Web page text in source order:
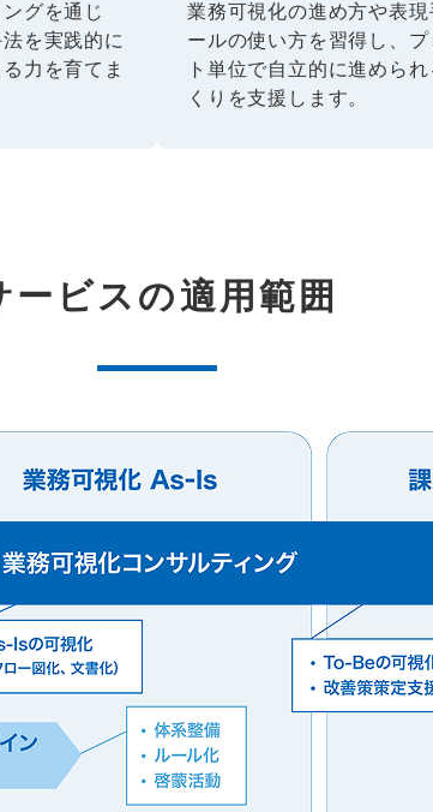
グを通じ
を実践的に
力を育てま
業務可視化の進め方や表現
ールの使い方を習得し、プ
ト単位で自立的に進めら
くりを支援します。
ービスの適用範囲